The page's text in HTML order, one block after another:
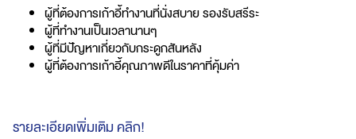
ผู้ที่ต้องการเก้าอี้ทำงานที่นั่งสบาย รองรับสรีระ
ผู้ที่ทำงานเป็นเวลานานๆ
ผู้ที่มีปัญหาเกี่ยวกับกระดูกสันหลัง
ผู้ที่ต้องการเก้าอี้คุณภาพดีในราคาที่คุ้มค่า
รายละเอียดเพิ่มเติม คลิก!